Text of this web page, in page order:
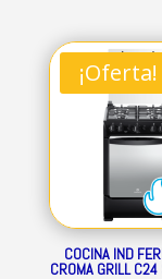
era:
¡Oferta!
COCINA IND
CROMA GRILL